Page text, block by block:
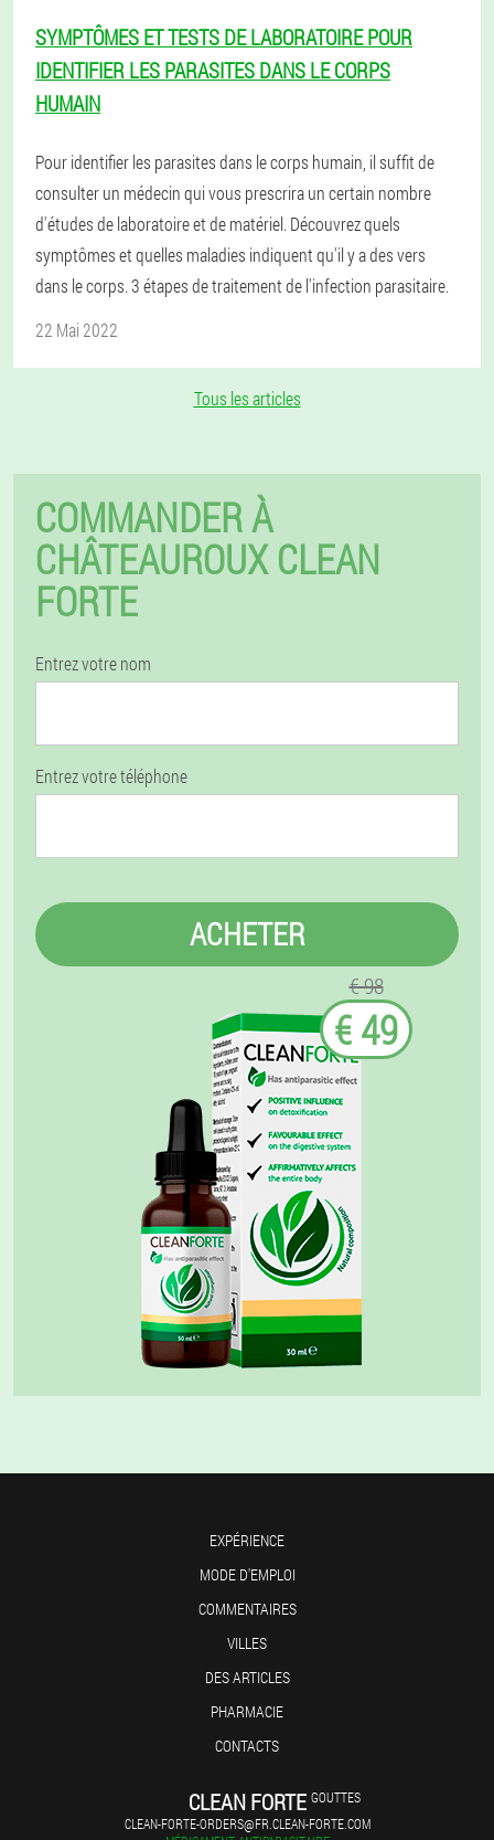
SYMPTÔMES ET TESTS DE LABORATOIRE POUR
IDENTIFIER LES PARASITES DANS LE CORPS
HUMAIN
Pour identifier les parasites dans le corps humain, il suffit de
consulter un médecin qui vous prescrira un certain nombre
d'études de laboratoire et de matériel. Découvrez quels
symptômes et quelles maladies indiquent qu'il y a des vers
dans le corps. 3 étapes de traitement de l'infection parasitaire.
22 Mai 2022
Tous les articles
COMMANDER À
CHÂTEAUROUX CLEAN
FORTE
Entrez votre nom
Entrez votre téléphone
ACHETER
€ 98
€ 49
EXPÉRIENCE
MODE D'EMPLOI
COMMENTAIRES
VILLES
DES ARTICLES
PHARMACIE
CONTACTS
CLEAN FORTE GOUTTES
CLEAN-FORTE-ORDERS@FR.CLEAN-FORTE.COM